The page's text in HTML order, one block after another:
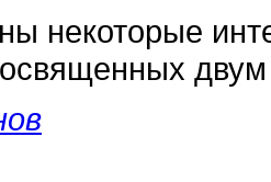
некоторые